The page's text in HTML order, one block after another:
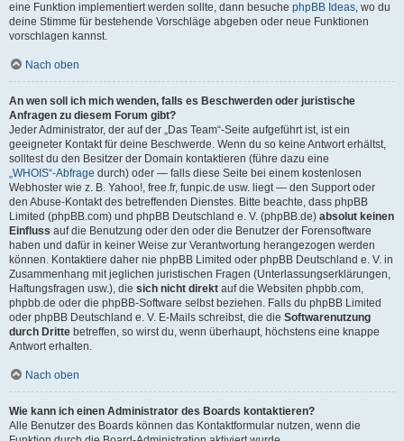
eine Funktion implementiert werden sollte, dann besuche phpBB Ideas, wo du
deine Stimme für bestehende Vorschläge abgeben oder neue Funktionen
vorschlagen kannst.
Nach oben
An wen soll ich mich wenden, falls es Beschwerden oder juristische
Anfragen zu diesem Forum gibt?
Jeder Administrator, der auf der „Das Team“-Seite aufgeführt ist, ist ein
geeigneter Kontakt für deine Beschwerde. Wenn du so keine Antwort erhältst,
solltest du den Besitzer der Domain kontaktieren (führe dazu eine
„WHOIS“-Abfrage durch) oder — falls diese Seite bei einem kostenlosen
Webhoster wie z. B. Yahoo!, free.fr, funpic.de usw. liegt — den Support oder
den Abuse-Kontakt des betreffenden Dienstes. Bitte beachte, dass phpBB
Limited (phpBB.com) und phpBB Deutschland e. V. (phpBB.de) absolut keinen
Einfluss auf die Benutzung oder den oder die Benutzer der Forensoftware
haben und dafür in keiner Weise zur Verantwortung herangezogen werden
können. Kontaktiere daher nie phpBB Limited oder phpBB Deutschland e. V. in
Zusammenhang mit jeglichen juristischen Fragen (Unterlassungserklärungen,
Haftungsfragen usw.), die sich nicht direkt auf die Websiten phpbb.com,
phpbb.de oder die phpBB-Software selbst beziehen. Falls du phpBB Limited
oder phpBB Deutschland e. V. E-Mails schreibst, die die Softwarenutzung
durch Dritte betreffen, so wirst du, wenn überhaupt, höchstens eine knappe
Antwort erhalten.
Nach oben
Wie kann ich einen Administrator des Boards kontaktieren?
Alle Benutzer des Boards können das Kontaktformular nutzen, wenn die